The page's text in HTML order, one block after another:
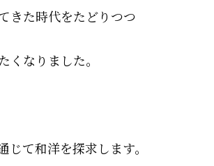
きた時代をたどりつつ
くなりました。
じて和洋を探求します。